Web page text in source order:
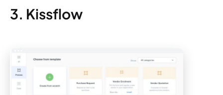
3. Kissflow